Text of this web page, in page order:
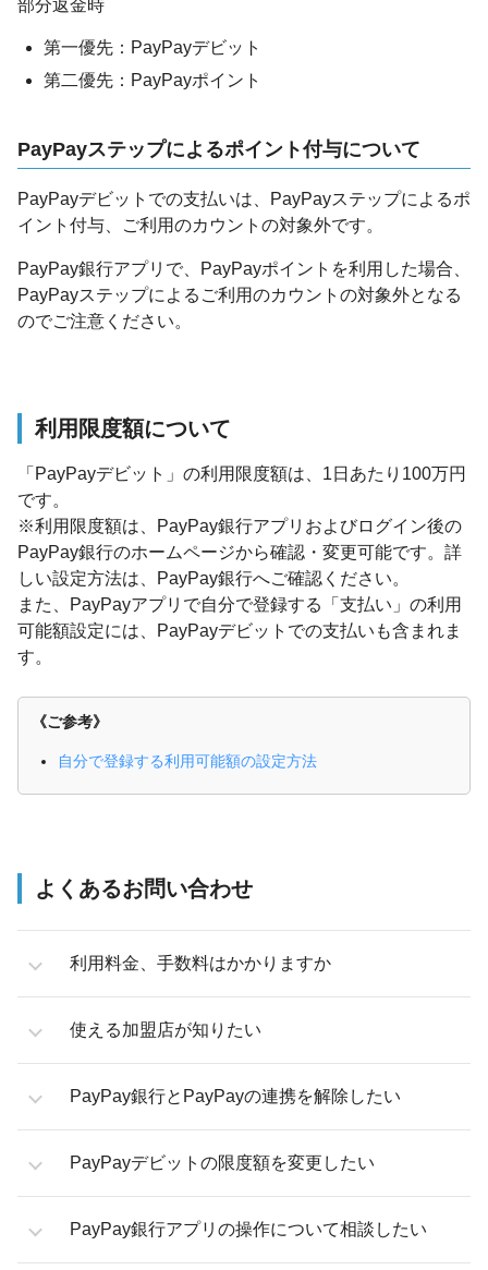
部分返金時
第一優先：PayPayデビット
第二優先：PayPayポイント
PayPayステップによるポイント付与について
PayPayデビットでの支払いは、PayPayステップによるポ
イント付与、ご利用のカウントの対象外です。
PayPay銀行アプリで、PayPayポイントを利用した場合、
PayPayステップによるご利用のカウントの対象外となる
のでご注意ください。
利用限度額について
「PayPayデビット」の利用限度額は、1日あたり100万円
です。
※利用限度額は、PayPay銀行アプリおよびログイン後の
PayPay銀行のホームページから確認・変更可能です。詳
しい設定方法は、PayPay銀行へご確認ください。
また、PayPayアプリで自分で登録する「支払い」の利用
可能額設定には、PayPayデビットでの支払いも含まれま
す。
《ご参考》
自分で登録する利用可能額の設定方法
よくあるお問い合わせ
利用料金、手数料はかかりますか
使える加盟店が知りたい
PayPay銀行とPayPayの連携を解除したい
PayPayデビットの限度額を変更したい
PayPay銀行アプリの操作について相談したい